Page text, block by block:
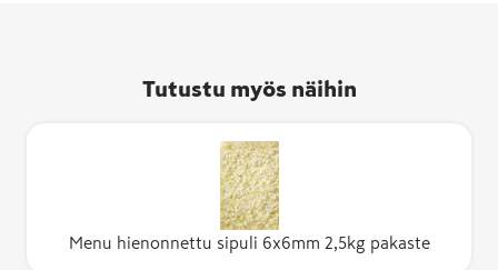
Tutustu myös näihin
Menu hienonnettu sipuli 6x6mm 2,5kg pakaste